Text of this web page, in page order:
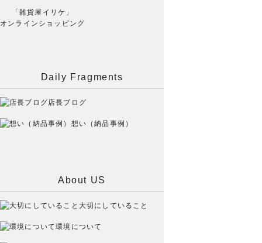
「雑貨屋イリケ」
オンラインショッピング
Daily Fragments
店長ブログ
想い（納品事例）
About US
大切にしていること
環境について